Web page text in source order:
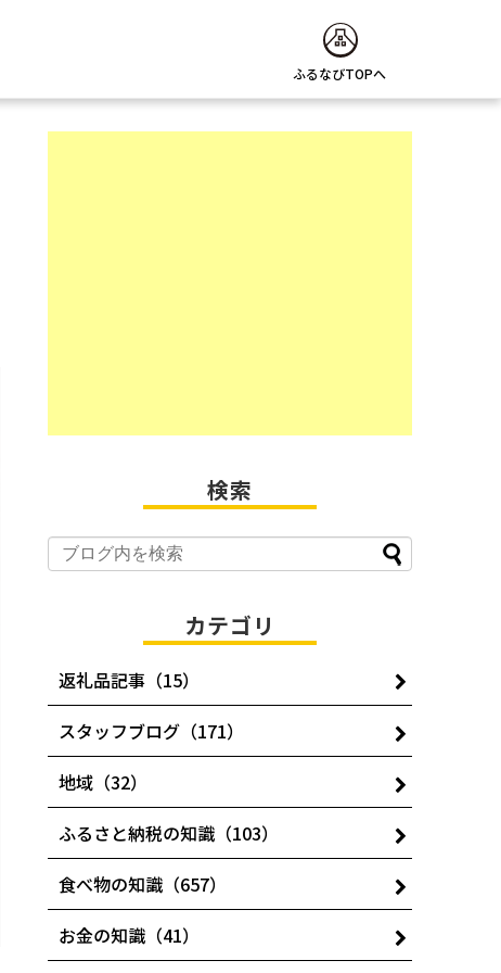
ふるなびTOPへ
検索
カテゴリ
返礼品記事（15）
スタッフブログ（171）
地域（32）
ふるさと納税の知識（103）
食べ物の知識（657）
お金の知識（41）